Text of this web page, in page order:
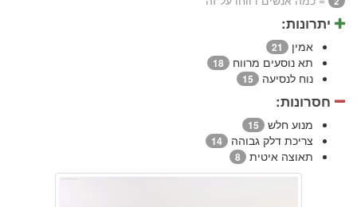
יתרונות:
אמין 21
תא נוסעים מרווח 18
נוח לנסיעה 15
חסרונות:
מנוע חלש 15
צריכת דלק גבוהה 14
תאוצה איטית 8